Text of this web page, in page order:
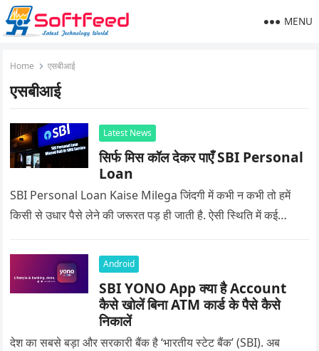
MENU
Home एसबीआई
एसबीआई
Latest News
सिर्फ मिस कॉल देकर पाएँ SBI Personal
Loan
SBI Personal Loan Kaise Milega जिंदगी में कभी न कभी तो हमें
किसी से उधार पैसे लेने की जरूरत पड़ ही जाती है. ऐसी स्थिति में कई…
Android
SBI YONO App क्या है Account
कैसे खोलें बिना ATM कार्ड के पैसे कैसे
निकालें
देश का सबसे बड़ा और सरकारी बैंक है ‘भारतीय स्टेट बैंक’ (SBI). अब